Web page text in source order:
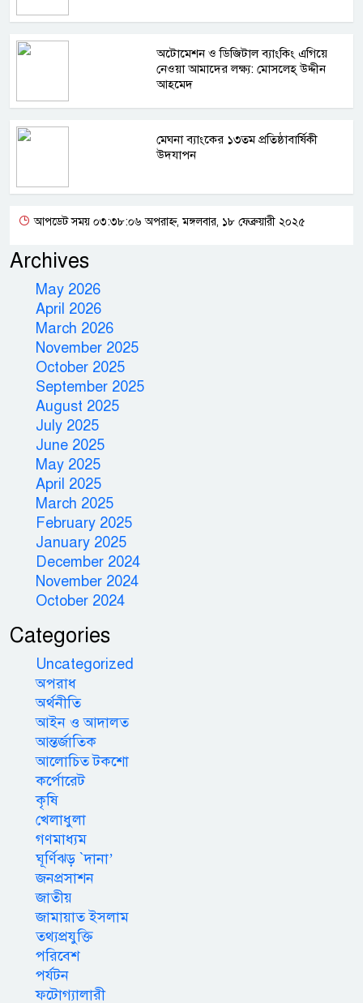
অটোমেশন ও ডিজিটাল ব্যাংকিং এগিয়ে
নেওয়া আমাদের লক্ষ্য: মোসলেহ্‌ উদ্দীন
আহমেদ
মেঘনা ব্যাংকের ১৩তম প্রতিষ্ঠাবার্ষিকী
উদযাপন
আপডেট সময় ০৩:৩৮:০৬ অপরাহ্ন, মঙ্গলবার, ১৮ ফেব্রুয়ারী ২০২৫
Archives
May 2026
April 2026
March 2026
November 2025
October 2025
September 2025
August 2025
July 2025
June 2025
May 2025
April 2025
March 2025
February 2025
January 2025
December 2024
November 2024
October 2024
Categories
Uncategorized
অপরাধ
অর্থনীতি
আইন ও আদালত
আন্তর্জাতিক
আলোচিত টকশো
কর্পোরেট
কৃষি
খেলাধুলা
গণমাধ্যম
ঘূর্ণিঝড় `দানা’
জনপ্রসাশন
জাতীয়
জামায়াত ইসলাম
তথ্যপ্রযুক্তি
পরিবেশ
পর্যটন
ফটোগ্যালারী